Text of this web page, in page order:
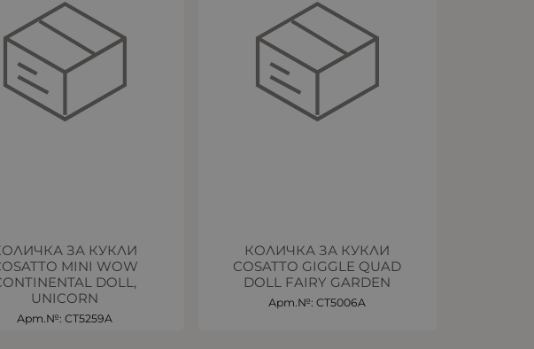
ЗА КУКЛИ
MINI WOW
DOLL,
UNICORN
Арт.№: CT5259A
КОЛИЧКА ЗА КУКЛИ
COSATTO GIGGLE QUAD
DOLL FAIRY GARDEN
Арт.№: CT5006A